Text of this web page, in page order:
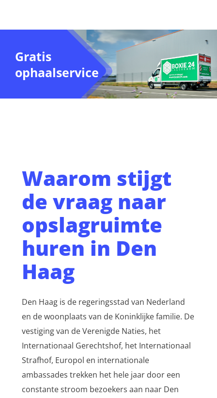
Gratis
ophaalservice
Waarom stijgt
de vraag naar
opslagruimte
huren in Den
Haag
Den Haag is de regeringsstad van Nederland
en de woonplaats van de Koninklijke familie. De
vestiging van de Verenigde Naties, het
Internationaal Gerechtshof, het Internationaal
Strafhof, Europol en internationale
ambassades trekken het hele jaar door een
constante stroom bezoekers aan naar Den